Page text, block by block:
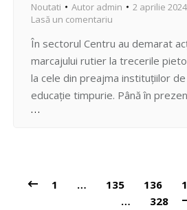
Noutati Autor admin
2 aprilie 2024
Lasă un comentariu
În sectorul Centru au demarat
marcajului rutier la trecerile
la cele din preajma instituțiilor
educație timpurie. Până în
”Exdrupo” a reuşit să aplice
1 … 135 136
…
328